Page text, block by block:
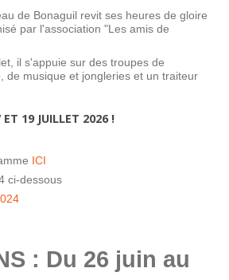
de Bonaguil revit ses heures de gloire
par l'association "Les amis de
il s'appuie sur des troupes de
de musique et jongleries et un traiteur
19 JUILLET 2026 !
ICI
ci-dessous
: Du 26 juin au